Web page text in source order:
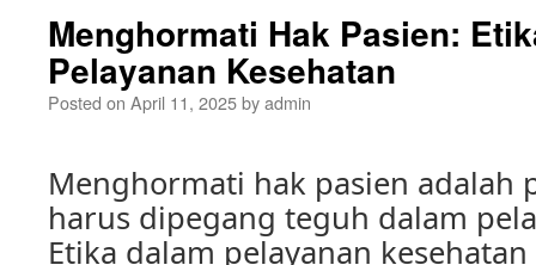
Menghormati Hak Pasien:
Pelayanan Kesehatan
Posted on April 11, 2025byadmin
Menghormati hak pasien adalah
harus dipegang teguh dalam
Etika dalam pelayanan